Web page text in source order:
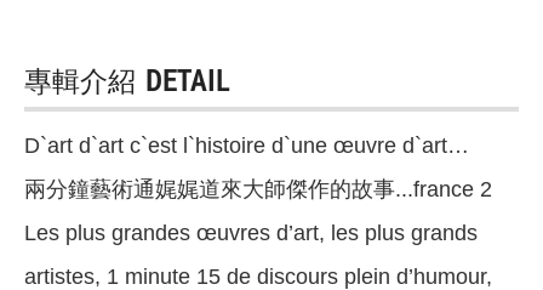
專輯介紹 DETAIL
D`art d`art c`est l`histoire d`une œuvre d`art…
兩分鐘藝術通娓娓道來大師傑作的故事...france 2
Les plus grandes œuvres d’art, les plus grands
artistes, 1 minute 15 de discours plein d’humour,